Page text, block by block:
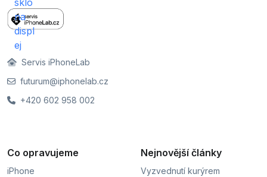
Servis iPhoneLab
futurum@iphonelab.cz
+420 602 958 002
Co opravujeme
iPhone
Nejnovější články
Vyzvednutí kurýrem